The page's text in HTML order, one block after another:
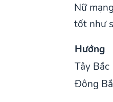
Nữ
tốt như
Hướng
Tây Bắc
Đông